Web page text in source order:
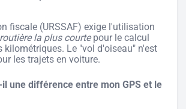
fiscale (URSSAF) exige l'utilisation
la plus courtepour le calcul
kilométriques. Le "vol d'oiseau" n'est
les trajets en voiture.
une différence entre mon GPS et le